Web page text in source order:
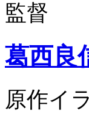
監督
葛西良
原作イ